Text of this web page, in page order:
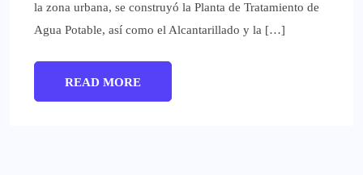
la zona urbana, se construyó la Planta de Tratamiento de
Agua Potable, así como el Alcantarillado y la […]
READ MORE